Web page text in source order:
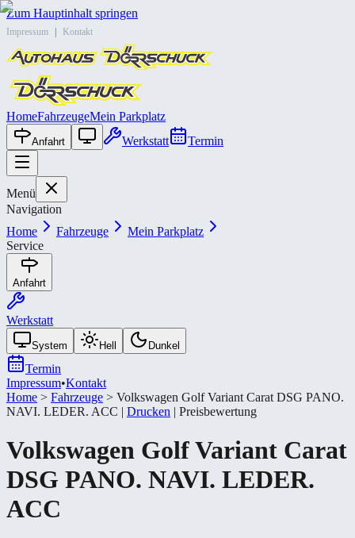
Zum Hauptinhalt springen
Impressum Kontakt
HomeFahrzeugeMein Parkplatz
Anfahrt Werkstatt Termin
Menü
Navigation
Home
Fahrzeuge
Mein Parkplatz
Service
Anfahrt
Werkstatt
System Hell Dunkel
Termin
Impressum•Kontakt
Home > Fahrzeuge > Volkswagen Golf Variant Carat DSG PANO.
NAVI. LEDER. ACC | Drucken | Preisbewertung
Volkswagen Golf Variant Carat
DSG PANO. NAVI. LEDER.
ACC